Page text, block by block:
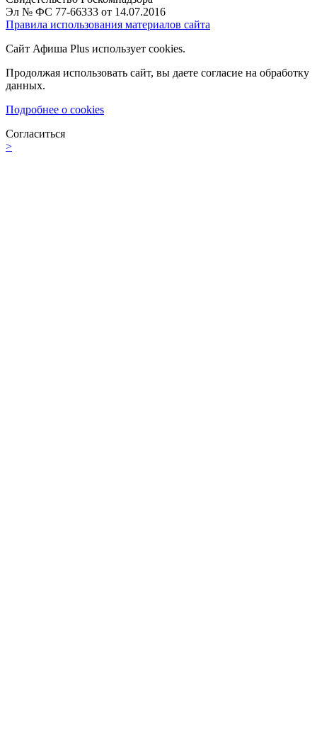
Эл № ФС 77-66333 от 14.07.2016
Правила использования материалов сайта
Сайт Афиша Plus использует cookies.
Продолжая использовать сайт, вы даете согласие на обработку
данных.
Подробнее о cookies
Согласиться
>